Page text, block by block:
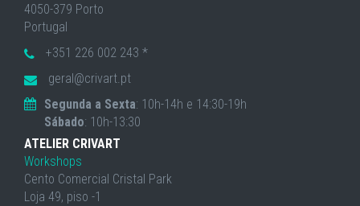
4050-379 Porto
Portugal
+351 226 002 243 *
geral@crivart.pt
Segunda a Sexta: 10h-14h e 14:30-19h
Sábado: 10h-13:30
ATELIER CRIVART
Workshops
Cento Comercial Cristal Park
Loja 49, piso -1